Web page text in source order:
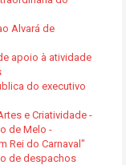
Alvará de
apoio à atividade
do executivo
e Criatividade -
de Melo -
Rei do Carnaval"
de despachos